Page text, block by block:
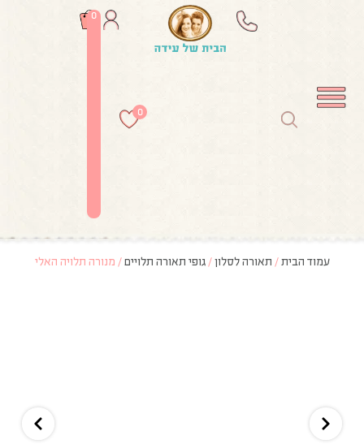
0
0
עמוד הבית/ תאורה לסלון/גופי תאורה תלויים/ מנורה תלויה האלי